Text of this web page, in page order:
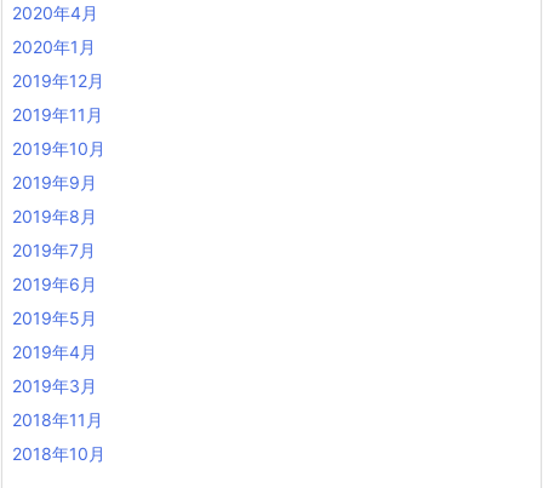
2020年4月
2020年1月
2019年12月
2019年11月
2019年10月
2019年9月
2019年8月
2019年7月
2019年6月
2019年5月
2019年4月
2019年3月
2018年11月
2018年10月